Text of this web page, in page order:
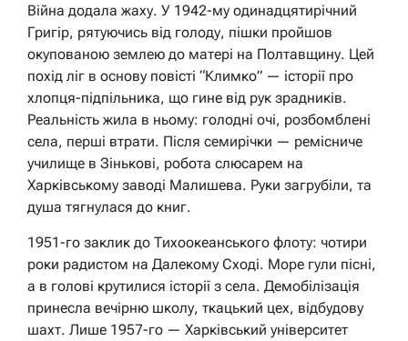
Війна додала жаху. У 1942-му одинадцятирічний
Григір, рятуючись від голоду, пішки пройшов
окупованою землею до матері на Полтавщину. Цей
похід ліг в основу повісті “Климко” — історії про
хлопця-підпільника, що гине від рук зрадників.
Реальність жила в ньому: голодні очі, розбомблені
села, перші втрати. Після семирічки — ремісниче
училище в Зінькові, робота слюсарем на
Харківському заводі Малишева. Руки загрубіли, та
душа тягнулася до книг.
1951-го заклик до Тихоокеанського флоту: чотири
роки радистом на Далекому Сході. Море гули пісні,
а в голові крутилися історії з села. Демобілізація
принесла вечірню школу, ткацький цех, відбудову
шахт. Лише 1957-го — Харківський університет